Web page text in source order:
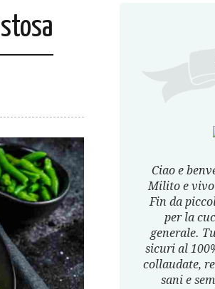
Ciao e
Milito e vivo
Fin da
per la
generale.
sicuri al
collaudate,
sani e